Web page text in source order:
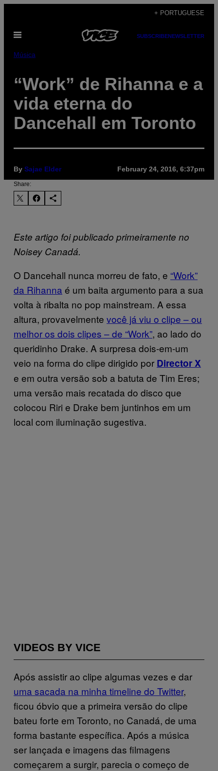
content
+ PORTUGUESE
Open
SUBSCRIBENEWSLETTER
Música
“Work” de Rihanna e a
vida eterna do
Dancehall em Toronto
By Sajae Elder February 24, 2016, 6:37pm
Share:
Este artigo foi publicado primeiramente no
Noisey Canadá.
O Dancehall nunca morreu de fato, e “Work”
da Rihanna é um baita argumento para a sua
volta à ribalta no pop mainstream. A essa
altura, provavelmente você já viu o clipe – ou
melhor os dois clipes – de “Work”, ao lado do
queridinho Drake. A surpresa dois-em-um
veio na forma do clipe dirigido por Director X
e em outra versão sob a batuta de Tim Eres;
uma versão mais recatada do disco que
colocou Riri e Drake bem juntinhos em um
local com iluminação sugestiva.
VIDEOS BY VICE
Após assistir ao clipe algumas vezes e dar
uma sacada na minha timeline do Twitter,
ficou óbvio que a primeira versão do clipe
bateu forte em Toronto, no Canadá, de uma
forma bastante específica. Após a música
ser lançada e imagens das filmagens
começarem a surgir, parecia o começo de